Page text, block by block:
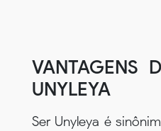
VANTAGENS
UNYLEYA
Ser Unyleya é